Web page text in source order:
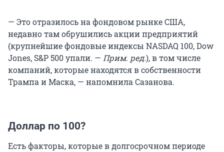
— Это отразилось на фондовом рынке США,
недавно там обрушились акции предприятий
(крупнейшие фондовые индексы NASDAQ 100, Dow
Jones, S&P 500 упали. — Прим. ред.), в том числе
компаний, которые находятся в собственности
Трампа и Маска, — напомнила Сазанова.
Доллар по 100?
Есть факторы, которые в долгосрочном периоде